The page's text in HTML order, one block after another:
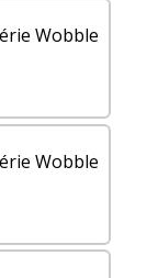
Wobble
Wobble